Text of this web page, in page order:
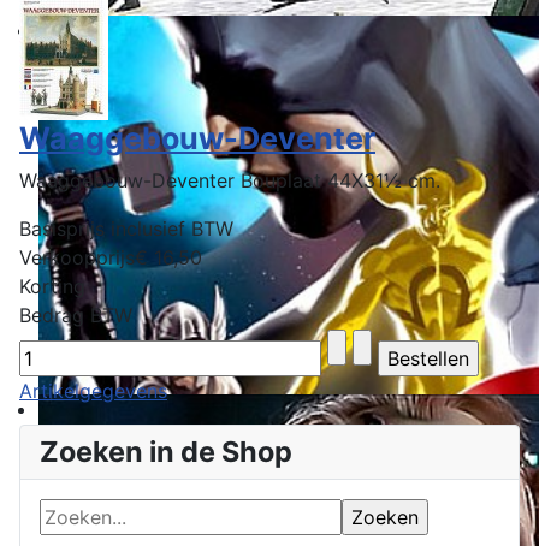
Zoeken in de Shop
Waaggebouw-Deventer
Waaggebouw-Deventer Bouplaat 44X31½ cm.
Basisprijs inclusief BTW
Verkoopprijs€ 16,50
Korting
Bedrag BTW
Artikelgegevens